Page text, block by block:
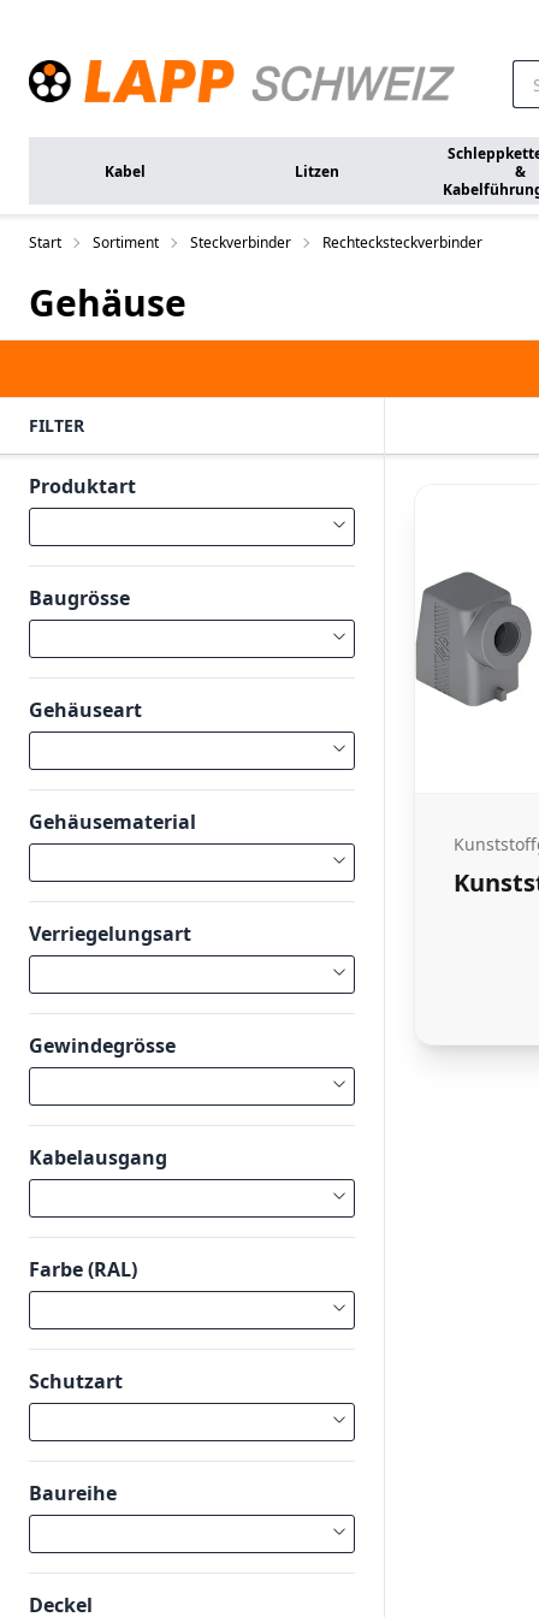
Kabel Litzen
&
Start Sortiment Steckverbinder Rechtecksteckverbinder
Gehäuse
FILTER
Produktart
Baugrösse
Gehäuseart
Gehäusematerial
Verriegelungsart
Gewindegrösse
Kabelausgang
Farbe (RAL)
Schutzart
Baureihe
Deckel